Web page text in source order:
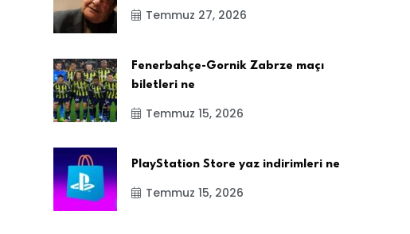
Temmuz 27, 2026
Fenerbahçe-Gornik Zabrze maçı
biletleri ne
Temmuz 15, 2026
PlayStation Store yaz indirimleri ne
Temmuz 15, 2026